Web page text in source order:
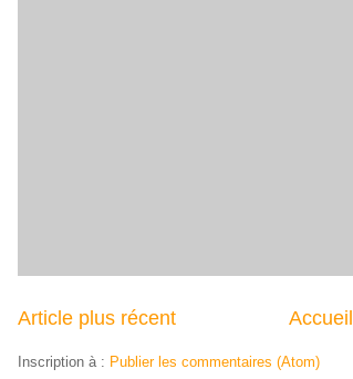
Article plus récent Accueil
Inscription à : Publier les commentaires (Atom)